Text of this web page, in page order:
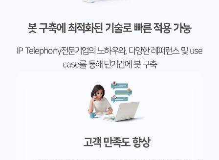
봇 구축에 최적화된 기술로 빠른 적용 가능
IP Telephony전문기업의 노하우와, 다양한 레퍼런스 및 use
case를 통해 단기간에 봇 구축
고객 만족도 향상